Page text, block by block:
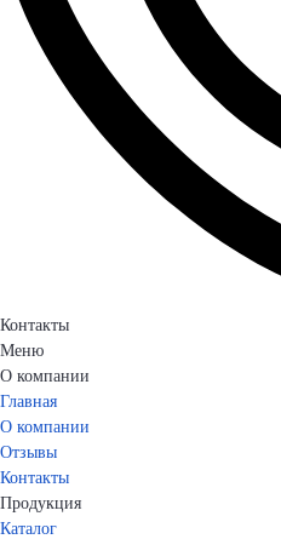
Контакты
Меню
О компании
Главная
О компании
Отзывы
Контакты
Продукция
Каталог